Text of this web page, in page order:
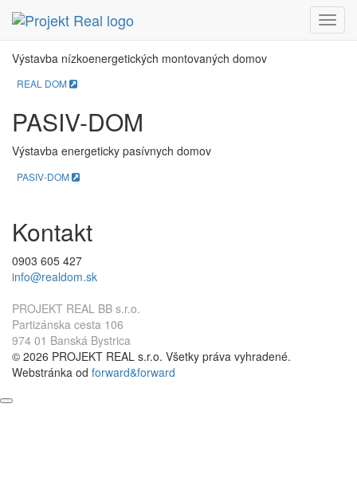
Menu
REAL DOM
Výstavba nízkoenergetických montovaných domov
REAL DOM
PASIV-DOM
Výstavba energeticky pasívnych domov
PASIV-DOM
Kontakt
0903 605 427
info@realdom.sk
PROJEKT REAL BB s.r.o.
Partizánska cesta 106
974 01 Banská Bystrica
© 2026 PROJEKT REAL s.r.o. Všetky práva vyhradené.
Webstránka od forward&forward